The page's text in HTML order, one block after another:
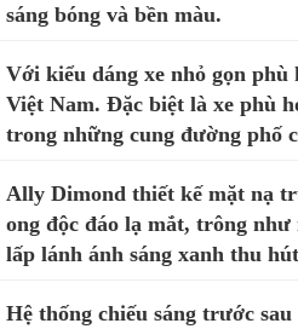
sáng bóng và bền màu.
Với kiểu dáng xe nhỏ gọn
Việt Nam. Đặc biệt là xe phù
trong những cung đường phố
Ally Dimond thiết kế mặt nạ
ong độc đáo lạ mắt, trông
lấp lánh ánh sáng xanh thu
Hệ thống chiếu sáng trước